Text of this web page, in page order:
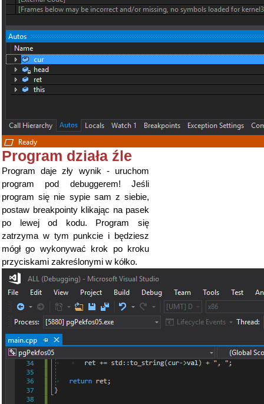
Program działa źle
Program daje zły wynik - uruchom
program pod debuggerem! Jeśli
program się nie sypie sam z siebie,
postaw breakpointy klikając na pasek
po lewej od kodu. Program się
zatrzyma w tym punkcie i będziesz
mógł go wykonywać krok po kroku
przyciskami zakreślonymi w kółko.